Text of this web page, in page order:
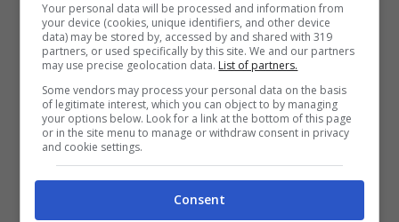
oscurato però dalla mossa del sovrano
Your personal data will be processed and information from
your device (cookies, unique identifiers, and other device
data) may be stored by, accessed by and shared with 319
partners, or used specifically by this site. We and our partners
may use precise geolocation data. List of partners.
Some vendors may process your personal data on the basis
of legitimate interest, which you can object to by managing
your options below. Look for a link at the bottom of this page
or in the site menu to manage or withdraw consent in privacy
and cookie settings.
Consent